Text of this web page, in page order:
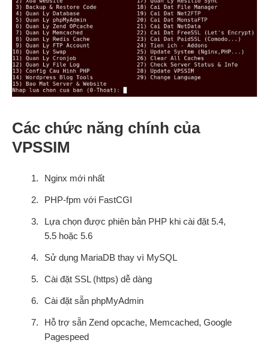
Các chức năng chính của
VPSSIM
Nginx mới nhất
PHP-fpm với FastCGI
Lựa chọn được phiên bản PHP khi cài đặt 5.4,
5.5 hoặc 5.6
Sử dụng MariaDB thay vì MySQL
Cài đặt SSL (https) dễ dàng
Cài đặt sẵn phpMyAdmin
Hỗ trợ sẵn Zend opcache, Memcached, Google
Pagespeed